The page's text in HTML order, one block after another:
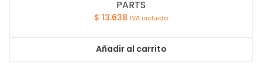
PARTS
$ 13.638 IVA incluido
Añadir al carrito